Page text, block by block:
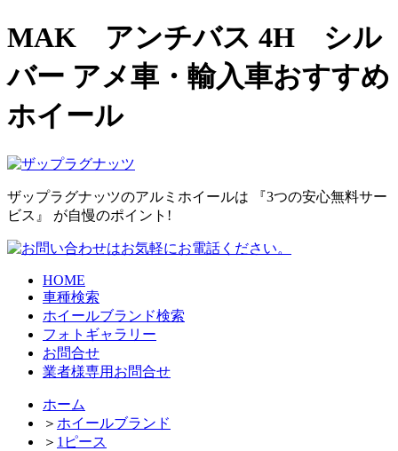
MAK アンチバス 4H シル
バー アメ車・輸入車おすすめ
ホイール
ザップラグナッツのアルミホイールは
『3つの安心無料サー
ビス』 が自慢のポイント!
HOME
車種検索
ホイールブランド検索
フォトギャラリー
お問合せ
業者様専用お問合せ
ホーム
＞ ホイールブランド
＞ 1ピース